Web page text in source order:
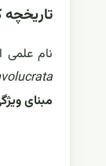
نام علمی
مبنای